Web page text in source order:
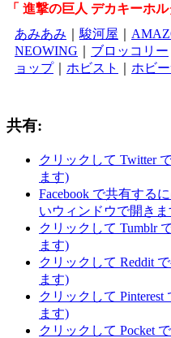
「 進撃の巨人 デカキーホ
あみあみ
駿河屋
NEOWING
ブロッコリー
ョップ｜ ホビスト ホビ
共有:
クリックして Twitter
ます)
Facebook で共有する
いウィンドウで開きま
クリックして Tumblr
ます)
クリックして Reddit
ます)
クリックして
ます)
クリックして Pocket